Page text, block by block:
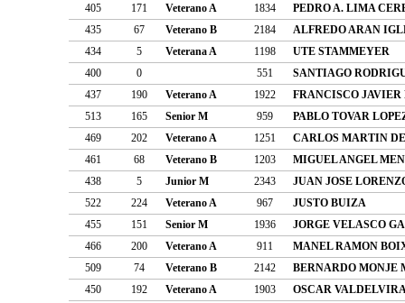
405
171 Veterano A 1834
PEDRO A. LIMA
435
67 Veterano B 2184
ALFREDO ARAN
434
5 Veterana A 1198
UTE STAMMEYER
400
0 551
SANTIAGO
437
190 Veterano A 1922
FRANCISCO JAVIER
513
165 Senior M 959
PABLO TOVAR
469
202 Veterano A 1251
CARLOS MARTIN
461
68 Veterano B 1203
MIGUEL ANGEL
438
5 Junior M 2343
JUAN JOSE
522
224 Veterano A 967
JUSTO BUIZA
455
151 Senior M 1936
JORGE VELASCO
466
200 Veterano A 911
MANEL RAMON
509
74 Veterano B 2142
BERNARDO MONJE
450
192 Veterano A 1903
OSCAR